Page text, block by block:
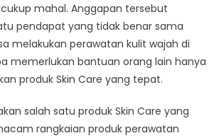
mahal. Anggapan tersebut
pendapat yang tidak benar sama
melakukan perawatan kulit wajah di
memerlukan bantuan orang lain hanya
produk Skin Care yang tepat.
salah satu produk Skin Care yang
rangkaian produk perawatan